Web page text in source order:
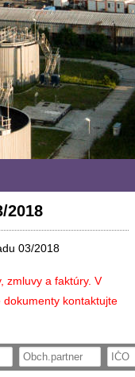
2018
03/2018
zmluvy a faktúry. V
kontaktujte